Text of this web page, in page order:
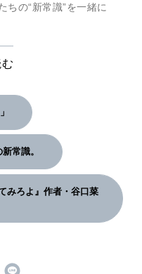
ちの“新常識”を一緒に
常識。
みろよ』作者・谷口菜